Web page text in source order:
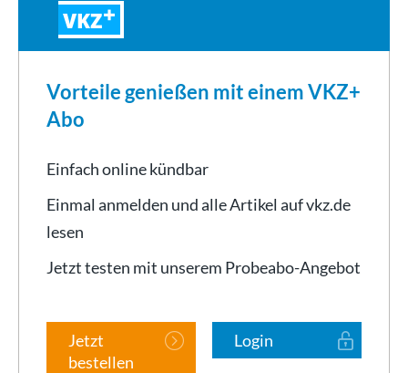
VKZ
Vorteile genießen mit einem VKZ+
Abo
Einfach online kündbar
Einmal anmelden und alle Artikel auf vkz.de
lesen
Jetzt testen mit unserem Probeabo-Angebot
Jetzt
bestellen
Login